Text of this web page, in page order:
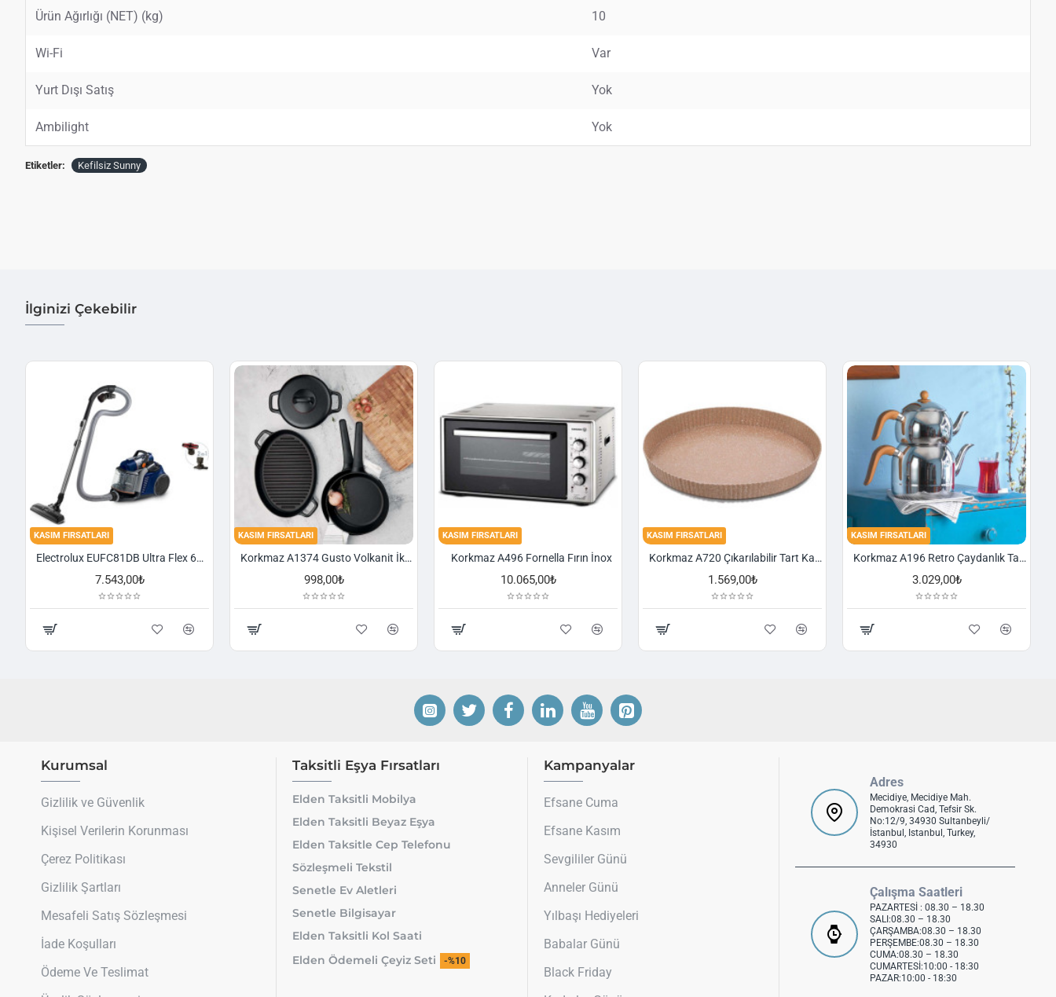
Ürün Ağırlığı (NET) (kg) 10
Wi-Fi Var
Yurt Dışı Satış Yok
Ambilight Yok
Etiketler: Kefilsiz Sunny
İlginizi Çekebilir
KASIM FIRSATLARI
Electrolux EUFC81DB Ultra Flex 650 W Toz Torbasız Süpürge
7.543,00₺
KASIM FIRSATLARI
Korkmaz A1374 Gusto Volkanit İki Kulplu Oval Tava
998,00₺
KASIM FIRSATLARI
Korkmaz A496 Fornella Fırın İnox
10.065,00₺
KASIM FIRSATLARI
Korkmaz A720 Çıkarılabilir Tart Kalıbı Granit 29,5 cm
1.569,00₺
KASIM FIRSATLARI
Korkmaz A196 Retro Çaydanlık Takımı
3.029,00₺
Kurumsal
Gizlilik ve Güvenlik
Kişisel Verilerin Korunması
Çerez Politikası
Gizlilik Şartları
Mesafeli Satış Sözleşmesi
İade Koşulları
Ödeme Ve Teslimat
Taksitli Eşya Fırsatları
Elden Taksitli Mobilya
Elden Taksitli Beyaz Eşya
Elden Taksitle Cep Telefonu
Sözleşmeli Tekstil
Senetle Ev Aletleri
Senetle Bilgisayar
Elden Taksitli Kol Saati
Elden Ödemeli Çeyiz Seti
-%10
Kampanyalar
Efsane Cuma
Efsane Kasım
Sevgililer Günü
Anneler Günü
Yılbaşı Hediyeleri
Babalar Günü
Black Friday
Adres
Mecidiye, Mecidiye Mah.
Demokrasi Cad, Tefsir Sk.
No:12/9, 34930 Sultanbeyli/
İstanbul, Istanbul, Turkey,
34930
Çalışma Saatleri
PAZARTESİ : 08.30 – 18.30
SALI:08.30 – 18.30
ÇARŞAMBA:08.30 – 18.30
PERŞEMBE:08.30 – 18.30
CUMA:08.30 – 18.30
CUMARTESİ:10:00 - 18:30
PAZAR:10:00 - 18:30